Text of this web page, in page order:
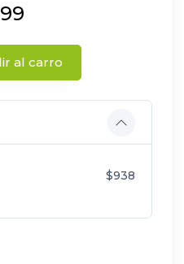
al carro
$938